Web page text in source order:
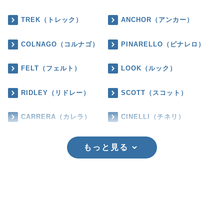
TREK（トレック） ANCHOR（アンカー）
COLNAGO（コルナゴ） PINARELLO（ピナレロ）
FELT（フェルト） LOOK（ルック）
RIDLEY（リドレー） SCOTT（スコット）
CARRERA（カレラ） CINELLI（チネリ）
もっと見る